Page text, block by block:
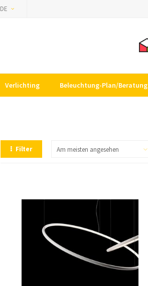
DE
Verlichting Beleuchtung-Plan/Beratung
Filter Am meisten angesehen